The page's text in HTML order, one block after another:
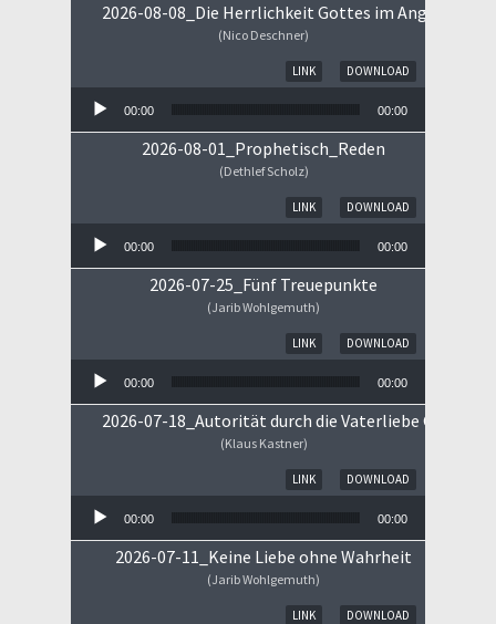
2026-08-08_Die Herrlichkeit Gottes im Angesicht
(Nico Deschner)
DOWNLOAD
LINK
00:00 00:00
2026-08-01_Prophetisch_Reden
(Dethlef Scholz)
DOWNLOAD
LINK
00:00 00:00
2026-07-25_Fünf Treuepunkte
(Jarib Wohlgemuth)
DOWNLOAD
LINK
00:00 00:00
2026-07-18_Autorität durch die Vaterliebe Gottes
(Klaus Kastner)
DOWNLOAD
LINK
00:00 00:00
2026-07-11_Keine Liebe ohne Wahrheit
(Jarib Wohlgemuth)
DOWNLOAD
LINK